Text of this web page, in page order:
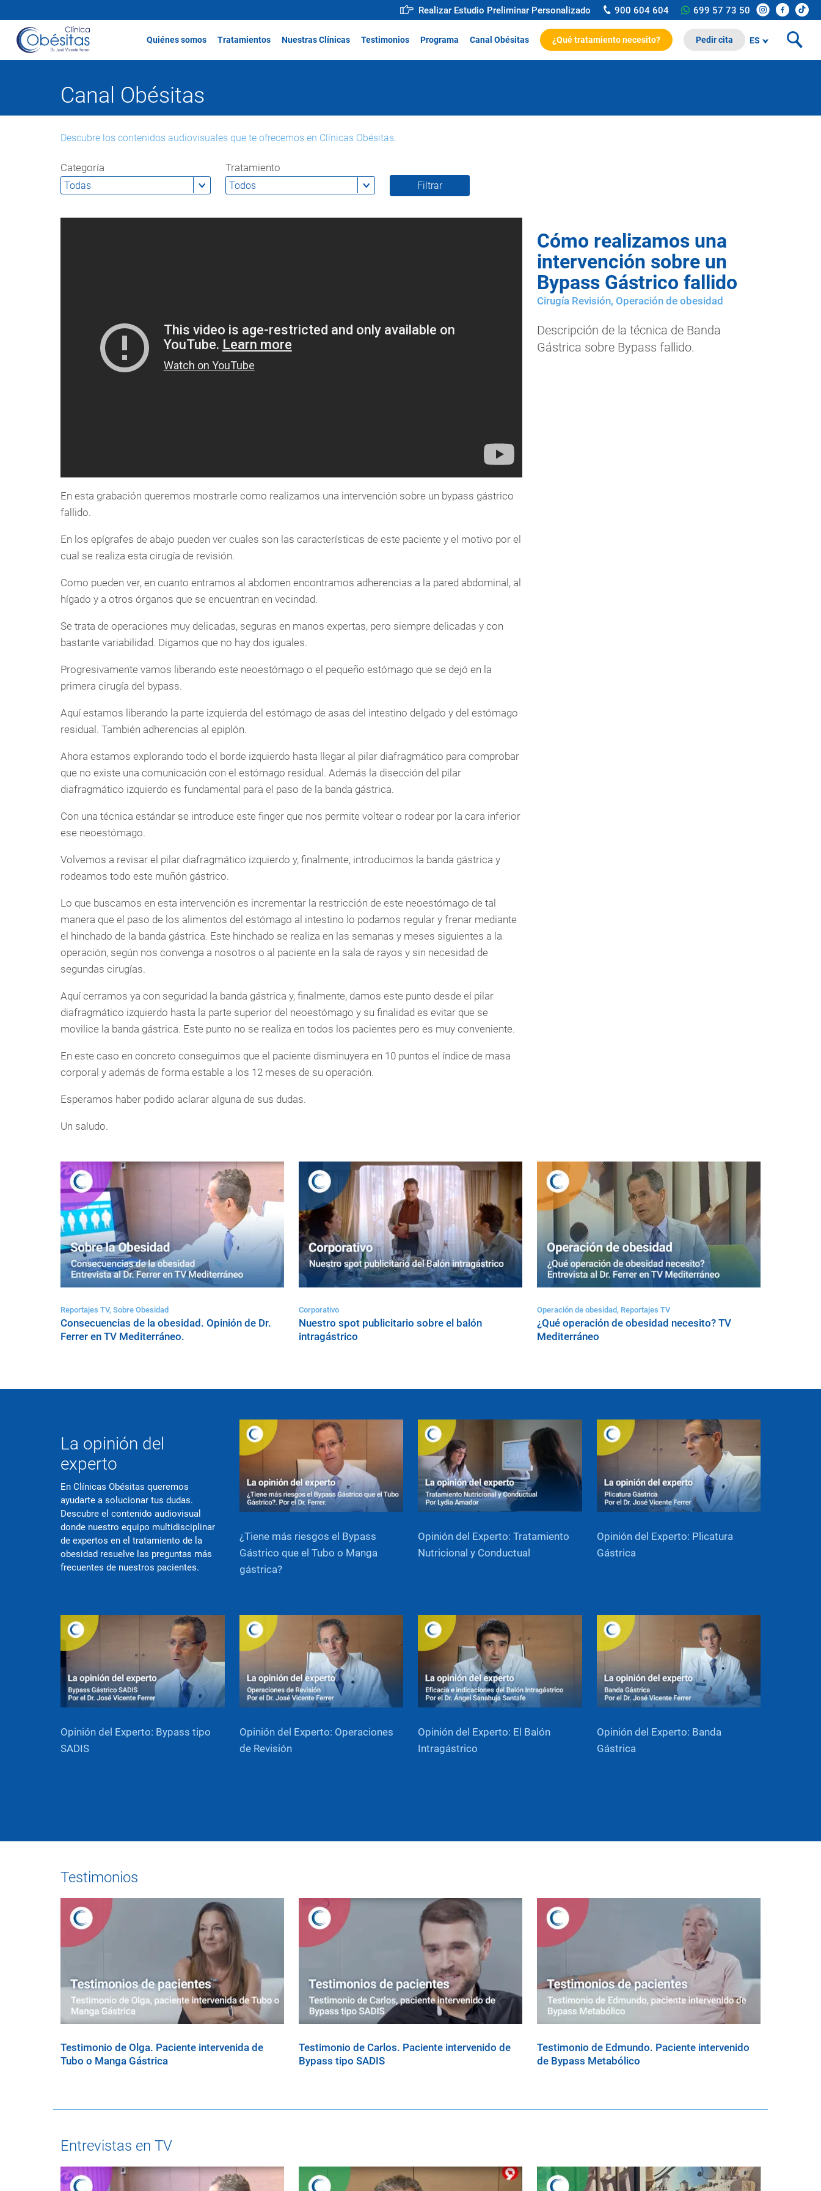
Realizar Estudio Preliminar Personalizado 900 604 604 699 57 73 50
Quiénes somos Tratamientos Nuestras Clínicas Testimonios Programa Canal Obésitas ¿Qué tratamiento necesito? Pedir cita ES
Canal Obésitas
Descubre los contenidos audiovisuales que te ofrecemos en Clínicas Obésitas.
Categoría Tratamiento
En esta grabación queremos mostrarle como realizamos una intervención sobre un bypass gástrico
fallido.
En los epígrafes de abajo pueden ver cuales son las características de este paciente y el motivo por el
cual se realiza esta cirugía de revisión.
Como pueden ver, en cuanto entramos al abdomen encontramos adherencias a la pared abdominal, al
hígado y a otros órganos que se encuentran en vecindad.
Se trata de operaciones muy delicadas, seguras en manos expertas, pero siempre delicadas y con
bastante variabilidad. Digamos que no hay dos iguales.
Progresivamente vamos liberando este neoestómago o el pequeño estómago que se dejó en la
primera cirugía del bypass.
Aquí estamos liberando la parte izquierda del estómago de asas del intestino delgado y del estómago
residual. También adherencias al epiplón.
Ahora estamos explorando todo el borde izquierdo hasta llegar al pilar diafragmático para comprobar
que no existe una comunicación con el estómago residual. Además la disección del pilar
diafragmático izquierdo es fundamental para el paso de la banda gástrica.
Con una técnica estándar se introduce este finger que nos permite voltear o rodear por la cara inferior
ese neoestómago.
Volvemos a revisar el pilar diafragmático izquierdo y, finalmente, introducimos la banda gástrica y
rodeamos todo este muñón gástrico.
Lo que buscamos en esta intervención es incrementar la restricción de este neoestómago de tal
manera que el paso de los alimentos del estómago al intestino lo podamos regular y frenar mediante
el hinchado de la banda gástrica. Este hinchado se realiza en las semanas y meses siguientes a la
operación, según nos convenga a nosotros o al paciente en la sala de rayos y sin necesidad de
segundas cirugías.
Aquí cerramos ya con seguridad la banda gástrica y, finalmente, damos este punto desde el pilar
diafragmático izquierdo hasta la parte superior del neoestómago y su finalidad es evitar que se
movilice la banda gástrica. Este punto no se realiza en todos los pacientes pero es muy conveniente.
En este caso en concreto conseguimos que el paciente disminuyera en 10 puntos el índice de masa
corporal y además de forma estable a los 12 meses de su operación.
Esperamos haber podido aclarar alguna de sus dudas.
Un saludo.
Cómo realizamos una
intervención sobre un
Bypass Gástrico fallido
Cirugía Revisión, Operación de obesidad
Descripción de la técnica de Banda
Gástrica sobre Bypass fallido.
Reportajes TV, Sobre Obesidad
Consecuencias de la obesidad. Opinión de Dr.
Ferrer en TV Mediterráneo.
Corporativo
Nuestro spot publicitario sobre el balón
intragástrico
Operación de obesidad, Reportajes TV
¿Qué operación de obesidad necesito? TV
Mediterráneo
La opinión del
experto
En Clínicas Obésitas queremos
ayudarte a solucionar tus dudas.
Descubre el contenido audiovisual
donde nuestro equipo multidisciplinar
de expertos en el tratamiento de la
obesidad resuelve las preguntas más
frecuentes de nuestros pacientes.
¿Tiene más riesgos el Bypass
Gástrico que el Tubo o Manga
gástrica?
Opinión del Experto: Tratamiento
Nutricional y Conductual
Opinión del Experto: Plicatura
Gástrica
Opinión del Experto: Bypass tipo
SADIS
Opinión del Experto: Operaciones
de Revisión
Opinión del Experto: El Balón
Intragástrico
Opinión del Experto: Banda
Gástrica
Testimonios
Testimonio de Olga. Paciente intervenida de
Tubo o Manga Gástrica
Testimonio de Carlos. Paciente intervenido de
Bypass tipo SADIS
Testimonio de Edmundo. Paciente intervenido
de Bypass Metabólico
Entrevistas en TV